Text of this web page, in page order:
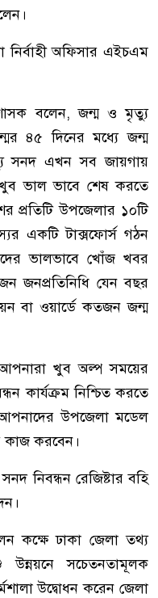
নির্বাহী অফিসার এইচএম
বলেন, জন্ম ও মৃত্যু
৪৫ দিনের মধ্যে জন্ম
সনদ এখন সব জায়গায়
ভাল ভাবে শেষ করতে
প্রতিটি উপজেলার ১০টি
একটি টাক্সফোর্স গঠন
ভালভাবে খোঁজ খবর
জনপ্রতিনিধি যেন বছর
বা ওয়ার্ডে কতজন জন্ম
খুব অল্প সময়ের
কার্যক্রম নিশ্চিত করতে
আপনাদের উপজেলা মডেল
কাজ করবেন।
নিবন্ধন রেজিষ্টার বহি
কক্ষে ঢাকা জেলা তথ্য
সচেতনতামূলক
উদ্বোধন করেন জেলা